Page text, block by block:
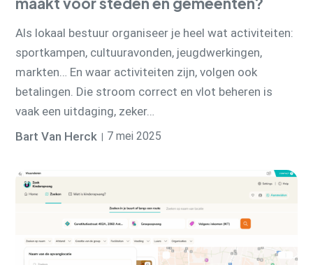
Als lokaal bestuur organiseer je heel wat activiteiten:
sportkampen, cultuuravonden, jeugdwerkingen,
markten… En waar activiteiten zijn, volgen ook
betalingen. Die stroom correct en vlot beheren is
vaak een uitdaging, zeker…
Bart Van Herck
7 mei 2025